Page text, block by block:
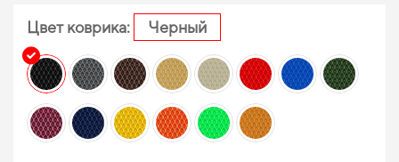
Цвет коврика: Черный